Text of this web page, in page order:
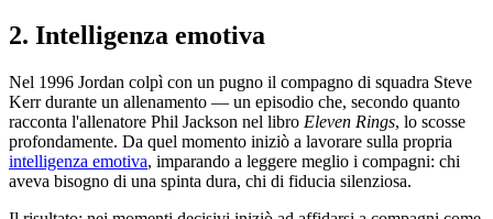
2. Intelligenza emotiva
Nel 1996 Jordan colpì con un pugno il compagno di squadra Steve
Kerr durante un allenamento — un episodio che, secondo quanto
racconta l'allenatore Phil Jackson nel libro Eleven Rings, lo scosse
profondamente. Da quel momento iniziò a lavorare sulla propria
intelligenza emotiva, imparando a leggere meglio i compagni: chi
aveva bisogno di una spinta dura, chi di fiducia silenziosa.